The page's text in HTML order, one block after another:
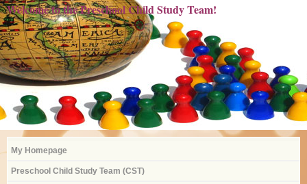
Welcome to the Preschool Child Study Team!
My Homepage
Preschool Child Study Team (CST)